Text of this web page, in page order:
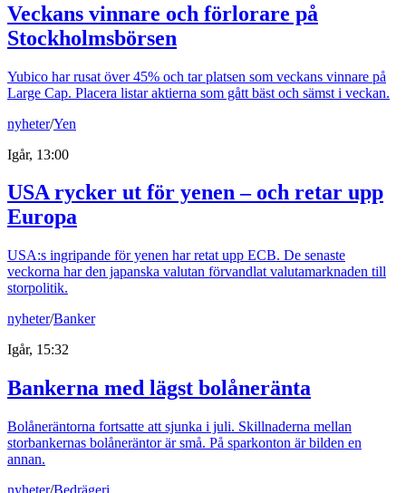
Veckans vinnare och förlorare på
Stockholmsbörsen
Yubico har rusat över 45% och tar platsen som veckans vinnare på
Large Cap. Placera listar aktierna som gått bäst och sämst i veckan.
nyheter/Yen
Igår, 13:00
USA rycker ut för yenen – och retar upp
Europa
USA:s ingripande för yenen har retat upp ECB. De senaste
veckorna har den japanska valutan förvandlat valutamarknaden till
storpolitik.
nyheter/Banker
Igår, 15:32
Bankerna med lägst bolåneränta
Bolåneräntorna fortsatte att sjunka i juli. Skillnaderna mellan
storbankernas bolåneräntor är små. På sparkonton är bilden en
annan.